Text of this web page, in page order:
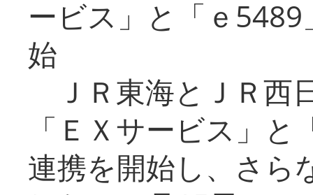
ービス」と「ｅ
始
ＪＲ東海とＪＲ西
「ＥＸサービス」
連携を開始し、さら